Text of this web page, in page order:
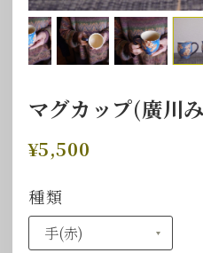
マグカップ(廣川
¥5,500
種類